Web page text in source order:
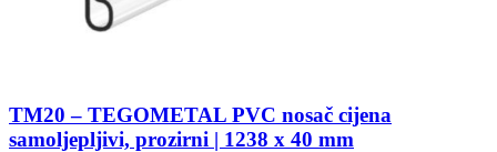
TM20 – TEGOMETAL PVC nosač cijena
samoljepljivi, prozirni | 1238 x 40 mm